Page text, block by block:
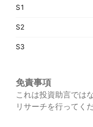
S1
S2
S3
免責事項
これは投資助言では
リサーチを行ってく